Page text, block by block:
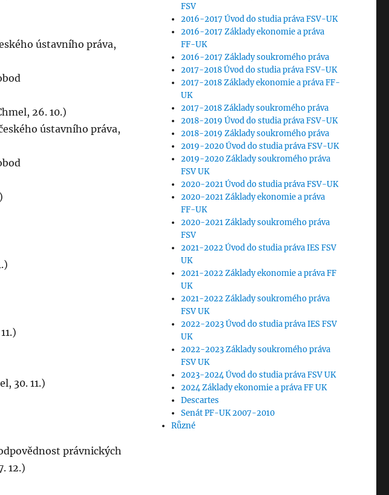
ústavního práva,
26. 10.)
ústavního práva,
30. 11.)
právnických
12.)
FSV
2016-2017 Úvod do studia práva FSV-UK
2016-2017 Základy ekonomie a práva
FF-UK
2016-2017 Základy soukromého práva
2017-2018 Úvod do studia práva FSV-UK
2017-2018 Základy ekonomie a práva FF-
UK
2017-2018 Základy soukromého práva
2018-2019 Úvod do studia práva FSV-UK
2018-2019 Základy soukromého práva
2019-2020 Úvod do studia práva FSV-UK
2019-2020 Základy soukromého práva
FSV UK
2020-2021 Úvod do studia práva FSV-UK
2020-2021 Základy ekonomie a práva
FF-UK
2020-2021 Základy soukromého práva
FSV
2021-2022 Úvod do studia práva IES FSV
UK
2021-2022 Základy ekonomie a práva FF
UK
2021-2022 Základy soukromého práva
FSV UK
2022-2023 Úvod do studia práva IES FSV
UK
2022-2023 Základy soukromého práva
FSV UK
2023-2024 Úvod do studia práva FSV UK
2024 Základy ekonomie a práva FF UK
Descartes
Senát PF-UK 2007-2010
Různé